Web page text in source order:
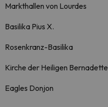
Markthallen von Lourdes
Basilika Pius X.
Rosenkranz-Basilika
Kirche der Heiligen Bernadette
Eagles Donjon